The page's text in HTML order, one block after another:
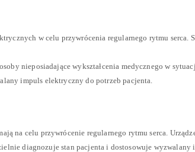
w celu przywrócenia regularnego rytmu serca.
nieposiadające wykształcenia medycznego w
impuls elektryczny do potrzeb pacjenta.
na celu przywrócenie regularnego rytmu serca.
diagnozuje stan pacjenta i dostosowuje